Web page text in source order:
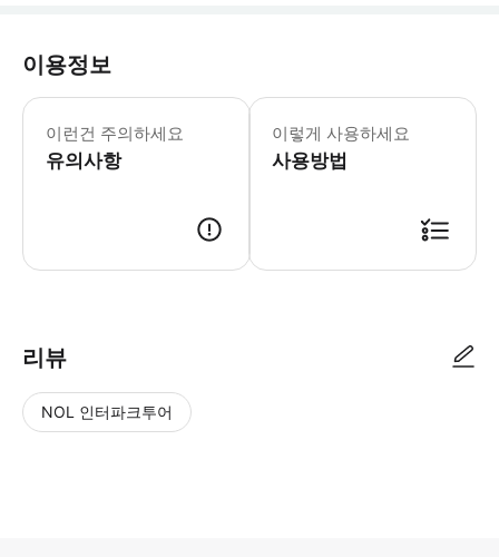
이용정보
이런건 주의하세요
유의사항
산탄젤로 성 관람 종료 30분 전에는
* 산탄젤로성의 7개 층을 탐험하며
이렇게 사용하세요
사용방법
리뷰
NOL 인터파크투어